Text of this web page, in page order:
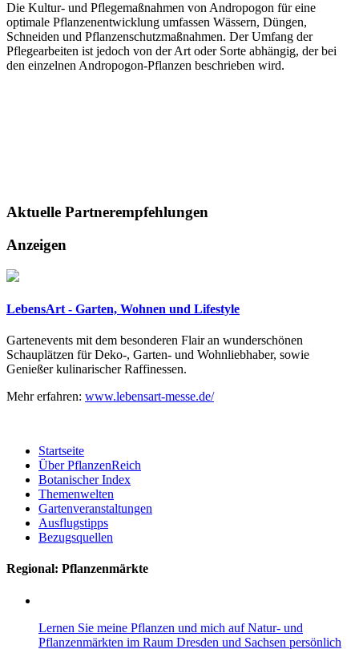
Die Kultur- und Pflegemaßnahmen von Andropogon für eine
optimale Pflanzenentwicklung umfassen Wässern, Düngen,
Schneiden und Pflanzenschutzmaßnahmen. Der Umfang der
Pflegearbeiten ist jedoch von der Art oder Sorte abhängig, der bei
den einzelnen Andropogon-Pflanzen beschrieben wird.
Aktuelle Partnerempfehlungen
Anzeigen
LebensArt - Garten, Wohnen und Lifestyle
Gartenevents mit dem besonderen Flair an wunderschönen
Schauplätzen für Deko-, Garten- und Wohnliebhaber, sowie
Genießer kulinarischer Raffinessen.
Mehr erfahren: www.lebensart-messe.de/
Startseite
Über PflanzenReich
Botanischer Index
Themenwelten
Gartenveranstaltungen
Ausflugstipps
Bezugsquellen
Regional: Pflanzenmärkte
Lernen Sie meine Pflanzen und mich auf Natur- und
Pflanzenmärkten im Raum Dresden und Sachsen persönlich